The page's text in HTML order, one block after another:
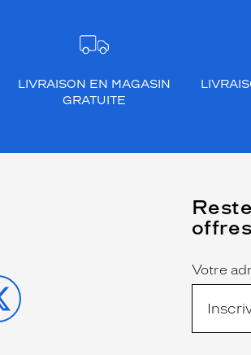
LIVRAISON EN MAGASIN
GRATUITE
Name
Votre
(Ce
champ
est